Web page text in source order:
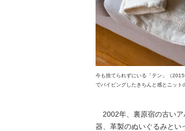
今も捨てられずにいる「テン」（
でパイピングしたきちんと感とニッ
2002年、裏原宿の古いア
器、革製のぬいぐるみとい